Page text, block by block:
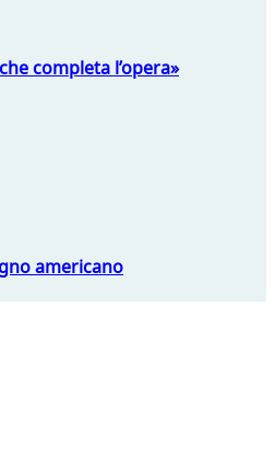
completa l’opera»
americano